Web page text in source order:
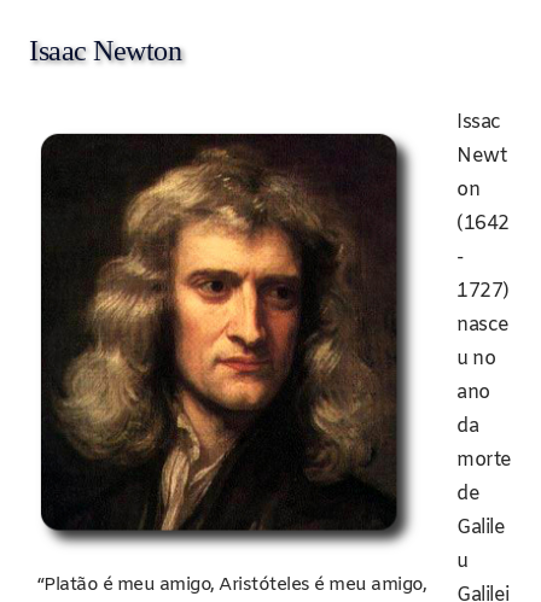
Isaac Newton
“Platão é meu amigo, Aristóteles é meu amigo,
Issac
Newt
on
(1642
-
1727)
nasce
u no
ano
da
morte
de
Galile
u
Galilei